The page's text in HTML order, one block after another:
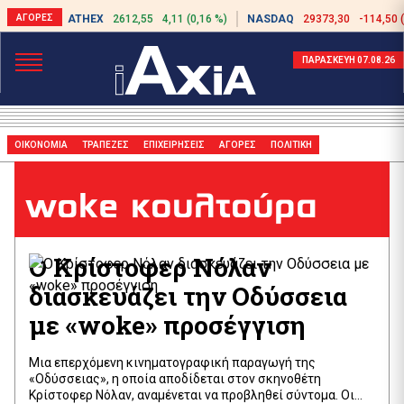
ATHEX 2612,55 4,11 (0,16 %) NASDAQ 29373,30 -114,50
ΠΑΡΑΣΚΕΥΗ 07.08.26
ΟΙΚΟΝΟΜΙΑ ΤΡΑΠΕΖΕΣ ΕΠΙΧΕΙΡΗΣΕΙΣ ΑΓΟΡΕΣ ΠΟΛΙΤΙΚΗ
woke κουλτούρα
Ο Κρίστοφερ Νόλαν
διασκευάζει την Οδύσσεια
με «woke» προσέγγιση
Μια επερχόμενη κινηματογραφική παραγωγή της
«Οδύσσειας», η οποία αποδίδεται στον σκηνοθέτη
Κρίστοφερ Νόλαν, αναμένεται να προβληθεί σύντομα. Οι